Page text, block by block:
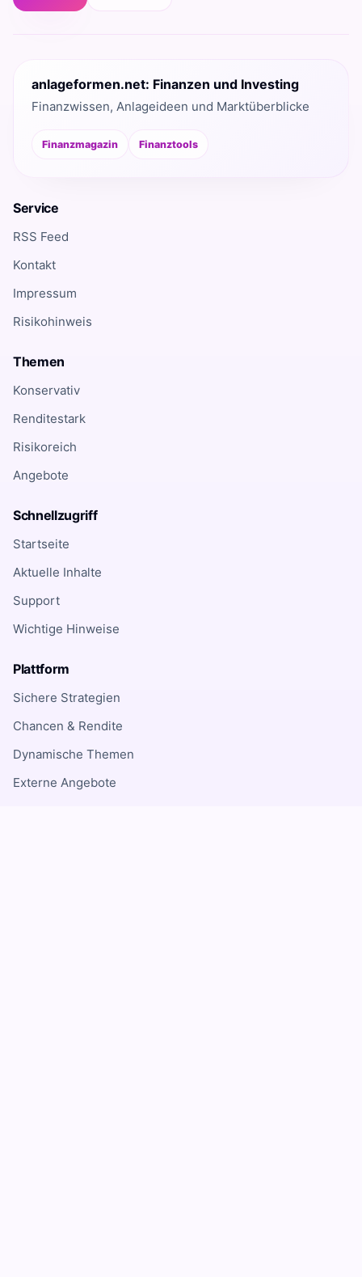
anlageformen.net: Finanzen und Investing
Finanzwissen, Anlageideen und Marktüberblicke
Finanzmagazin Finanztools
Service
RSS Feed
Kontakt
Impressum
Risikohinweis
Themen
Konservativ
Renditestark
Risikoreich
Angebote
Schnellzugriff
Startseite
Aktuelle Inhalte
Support
Wichtige Hinweise
Plattform
Sichere Strategien
Chancen & Rendite
Dynamische Themen
Externe Angebote